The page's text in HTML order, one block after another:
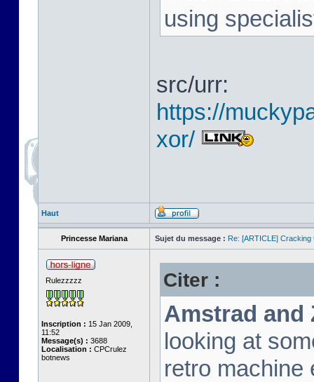
using
src/urr:
https://
xor/
Haut
Princesse Mariana Sujet du message : Re: [ARTICLE] Cracking
Rulezzzzz
Inscription : 15 Jan 2009,
11:52
Message(s) : 3688
Localisation : CPCrulez
botnews
Citer :
Amstrad and
looking at
retro machine